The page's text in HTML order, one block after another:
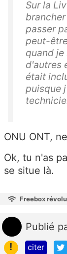
Sur la
passer
peut-
quand je
d'autres
était
puisque
ONU ONT,
Ok, tu n'as
se situe là.
Freebox
Publié
!
citer